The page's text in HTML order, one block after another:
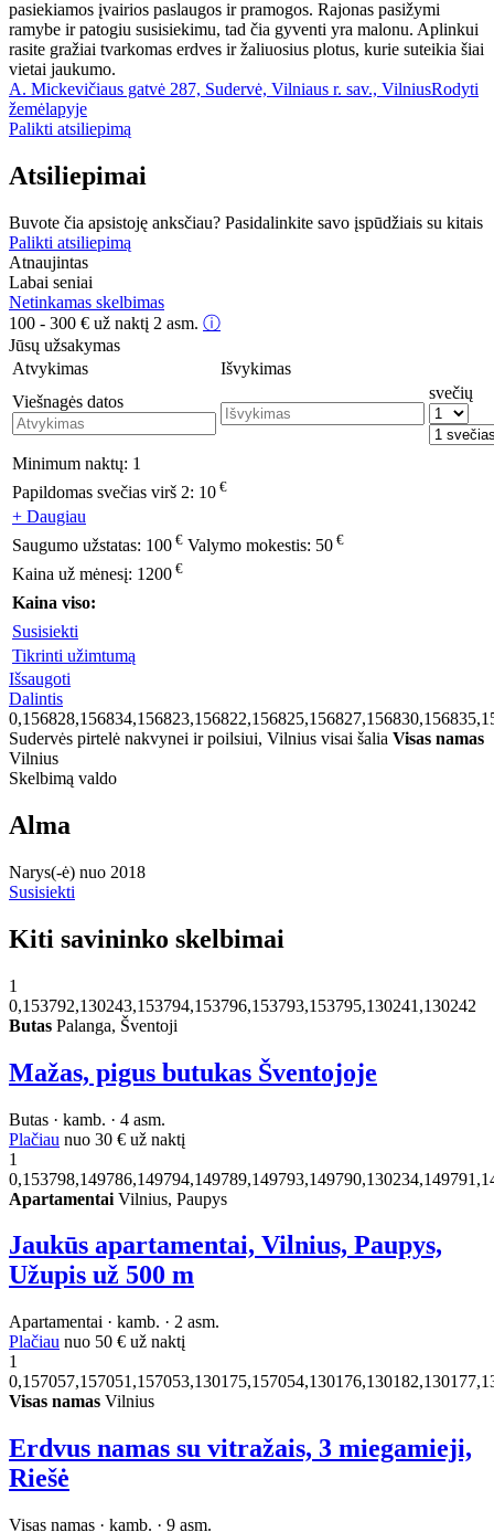
pasiekiamos įvairios paslaugos ir pramogos. Rajonas pasižymi
ramybe ir patogiu susisiekimu, tad čia gyventi yra malonu. Aplinkui
rasite gražiai tvarkomas erdves ir žaliuosius plotus, kurie suteikia šiai
vietai jaukumo.
A. Mickevičiaus gatvė 287, Sudervė, Vilniaus r. sav., VilniusRodyti
žemėlapyje
Palikti atsiliepimą
Atsiliepimai
Buvote čia apsistoję anksčiau? Pasidalinkite savo įspūdžiais su kitais
Palikti atsiliepimą
Atnaujintas
Labai seniai
Netinkamas skelbimas
100 - 300 € už naktį 2 asm. ⓘ
Jūsų užsakymas
Atvykimas
Išvykimas
Viešnagės datos
svečių
Minimum naktų: 1
Papildomas svečias virš 2: 10 €
+ Daugiau
Saugumo užstatas: 100 € Valymo mokestis: 50 €
Kaina už mėnesį: 1200 €
Kaina viso:
Susisiekti
Tikrinti užimtumą
Išsaugoti
Dalintis
Sudervės pirtelė nakvynei ir poilsiui, Vilnius visai šalia Visas namas
Vilnius
Skelbimą valdo
Alma
Narys(-ė) nuo 2018
Susisiekti
Kiti savininko skelbimai
1
0,153792,130243,153794,153796,153793,153795,130241,130242
Butas Palanga, Šventoji
Mažas, pigus butukas Šventojoje
Butas · kamb. · 4 asm.
Plačiau nuo 30 € už naktį
1
Apartamentai Vilnius, Paupys
Jaukūs apartamentai, Vilnius, Paupys,
Užupis už 500 m
Apartamentai · kamb. · 2 asm.
Plačiau nuo 50 € už naktį
1
Visas namas Vilnius
Erdvus namas su vitražais, 3 miegamieji,
Riešė
Visas namas · kamb. · 9 asm.